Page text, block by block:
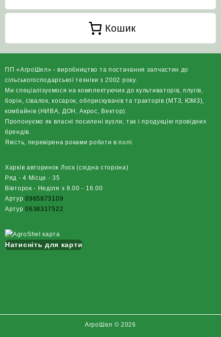
Кошик
ПП «АгроШел» - виробництво та постачання запчастин до
сільськогосподарської техніки з 2002 року.
Ми спеціалізуємося на комплектуючих до культиваторів, плугів,
борін, сівалок, косарок, обприскувачів та тракторів (МТЗ, ЮМЗ),
комбайнів (НИВА, ДОН, Акрос, Вектор).
Пропонуємо як власні посилені вузли, так і продукцію провідних
брендів.
Якість, перевірена роками роботи в полі.
Харків авторинок Лоск (східна сторона)
Ряд - 4 Місце - 35
Вівторок - Неділя з 9.00 - 16.00
Артур0965873109
Артур0638317522
Натисніть для карти
АгроШел © 2026